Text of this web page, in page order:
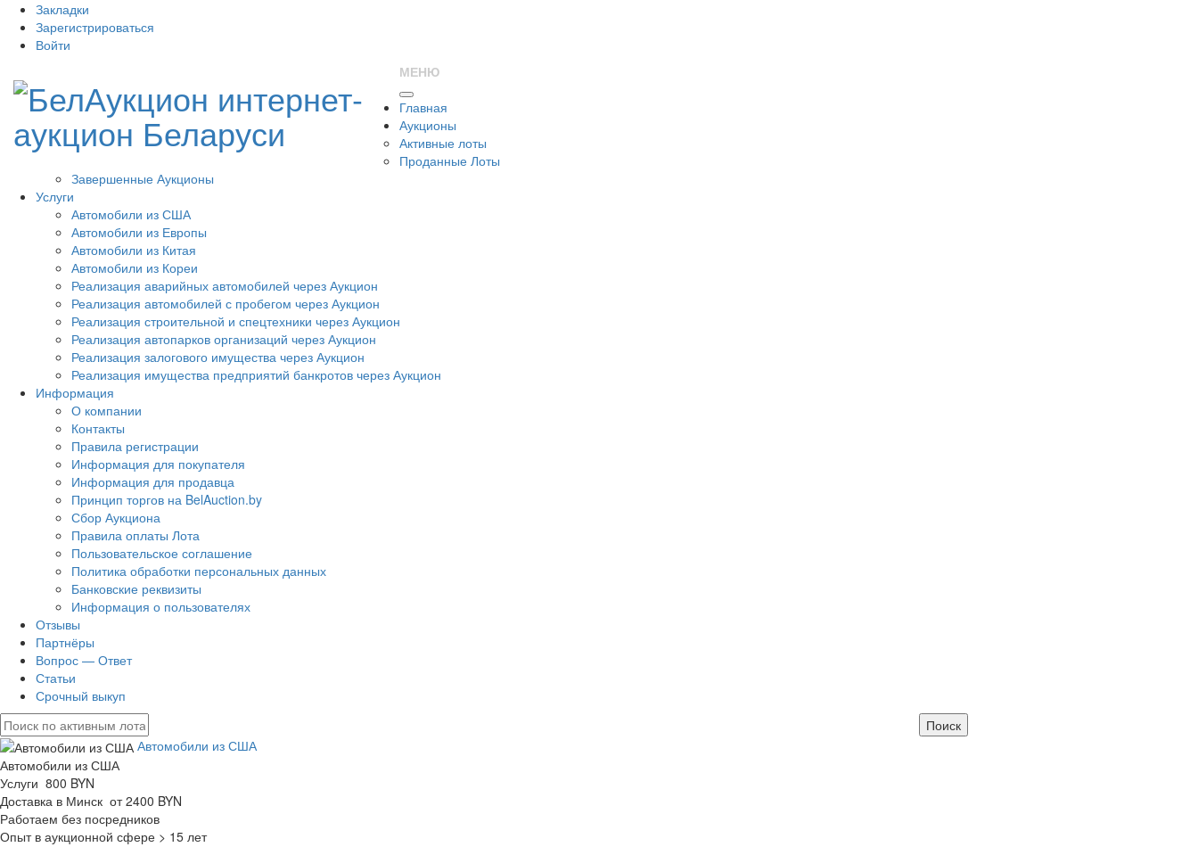
Закладки
Зарегистрироваться
Войти
МЕНЮ
Главная
Аукционы
Активные лоты
Проданные Лоты
Завершенные Аукционы
Услуги
Автомобили из США
Автомобили из Европы
Автомобили из Китая
Автомобили из Кореи
Реализация аварийных автомобилей через Аукцион
Реализация автомобилей с пробегом через Аукцион
Реализация строительной и спецтехники через Аукцион
Реализация автопарков организаций через Аукцион
Реализация залогового имущества через Аукцион
Реализация имущества предприятий банкротов через Аукцион
Информация
О компании
Контакты
Правила регистрации
Информация для покупателя
Информация для продавца
Принцип торгов на BelAuction.by
Сбор Аукциона
Правила оплаты Лота
Пользовательское соглашение
Политика обработки персональных данных
Банковские реквизиты
Информация о пользователях
Отзывы
Партнёры
Вопрос — Ответ
Статьи
Срочный выкуп
Автомобили из США
Автомобили из США
Услуги 800 BYN
Доставка в Минск от 2400 BYN
Работаем без посредников
Опыт в аукционной сфере > 15 лет